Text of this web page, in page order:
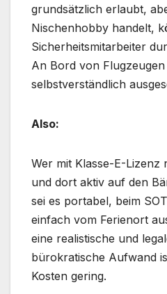
grundsätzlich erlaubt,
Nischenhobby handelt,
Sicherheitsmitarbeiter
An Bord von
selbstverständlich
Also:
Wer mit Klasse-E-Lizenz
und dort aktiv auf den
sei es portabel, beim
einfach vom Ferienort
eine realistische und
bürokratische Aufwand
Kosten gering.